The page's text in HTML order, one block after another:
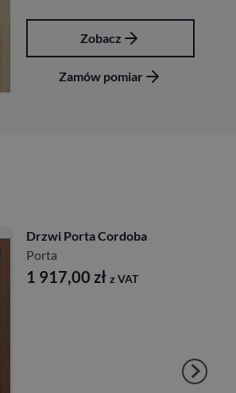
Zobacz
Zamów pomiar
Drzwi Porta Villadora
Modern
Porta